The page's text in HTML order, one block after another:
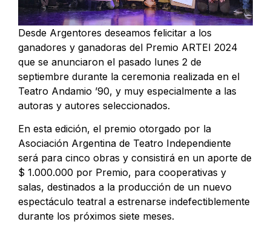
Desde Argentores deseamos felicitar a los
ganadores y ganadoras del Premio ARTEI 2024
que se anunciaron el pasado lunes 2 de
septiembre durante la ceremonia realizada en el
Teatro Andamio ’90, y muy especialmente a las
autoras y autores seleccionados.
En esta edición, el premio otorgado por la
Asociación Argentina de Teatro Independiente
será para cinco obras y consistirá en un aporte de
$ 1.000.000 por Premio, para cooperativas y
salas, destinados a la producción de un nuevo
espectáculo teatral a estrenarse indefectiblemente
durante los próximos siete meses.